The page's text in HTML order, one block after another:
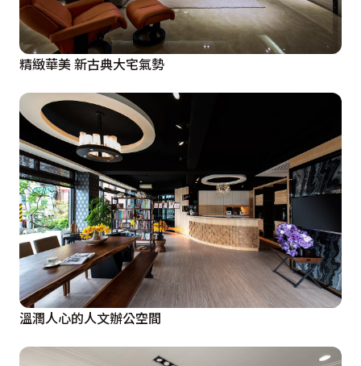
精緻華美 新古典大宅氣勢
溫潤人心的人文辦公空間